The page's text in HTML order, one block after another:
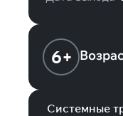
6+
Системные